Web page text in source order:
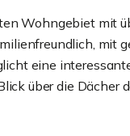
Wohngebiet mit
mit
eine
über die Dächer